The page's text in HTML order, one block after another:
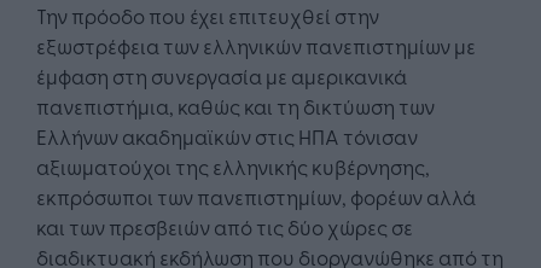
Την πρόοδο που έχει επιτευχθεί στην
εξωστρέφεια των ελληνικών πανεπιστημίων με
έμφαση στη συνεργασία με αμερικανικά
πανεπιστήμια, καθώς και τη δικτύωση των
Ελλήνων ακαδημαϊκών στις ΗΠΑ τόνισαν
αξιωματούχοι της ελληνικής κυβέρνησης,
εκπρόσωποι των πανεπιστημίων, φορέων αλλά
και των πρεσβειών από τις δύο χώρες σε
διαδικτυακή εκδήλωση που διοργανώθηκε από τη